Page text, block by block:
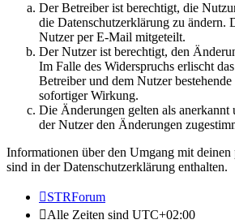
Der Betreiber ist berechtigt, die
die Datenschutzerklärung zu ändern.
Nutzer per E-Mail mitgeteilt.
Der Nutzer ist berechtigt, den
Im Falle des Widerspruchs erlischt
Betreiber und dem Nutzer
sofortiger Wirkung.
Die Änderungen gelten als
der Nutzer den Änderungen
Informationen über den Umgang mit deinen
sind in der Datenschutzerklärung enthalten.
STRForum
Alle Zeiten sind UTC+02:00